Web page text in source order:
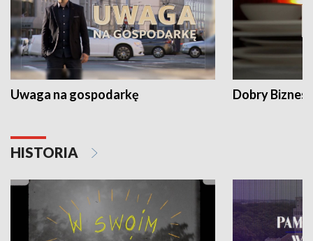
Uwaga na gospodarkę Dobry Biznes
HISTORIA